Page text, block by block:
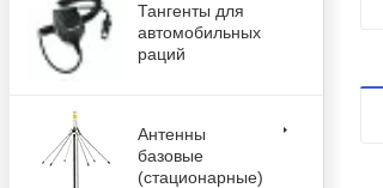
Тангенты для
автомобильных
раций
Антенны
базовые
(стационарные)